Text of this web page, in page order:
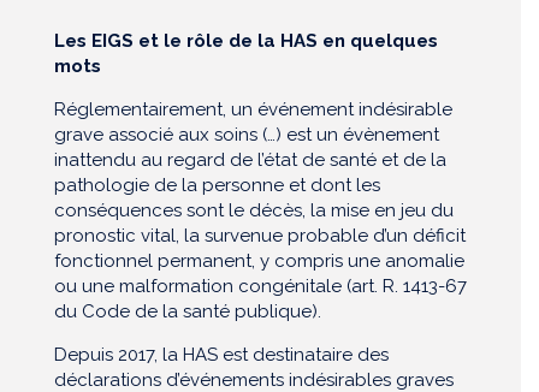
Les EIGS et le rôle de la HAS en quelques
mots
Réglementairement, un événement indésirable
grave associé aux soins (…) est un évènement
inattendu au regard de l’état de santé et de la
pathologie de la personne et dont les
conséquences sont le décès, la mise en jeu du
pronostic vital, la survenue probable d’un déficit
fonctionnel permanent, y compris une anomalie
ou une malformation congénitale (art. R. 1413-67
du Code de la santé publique).
Depuis 2017, la HAS est destinataire des
déclarations d’événements indésirables graves